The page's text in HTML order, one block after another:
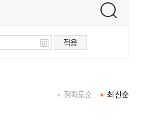
적용
최신순
정확도순